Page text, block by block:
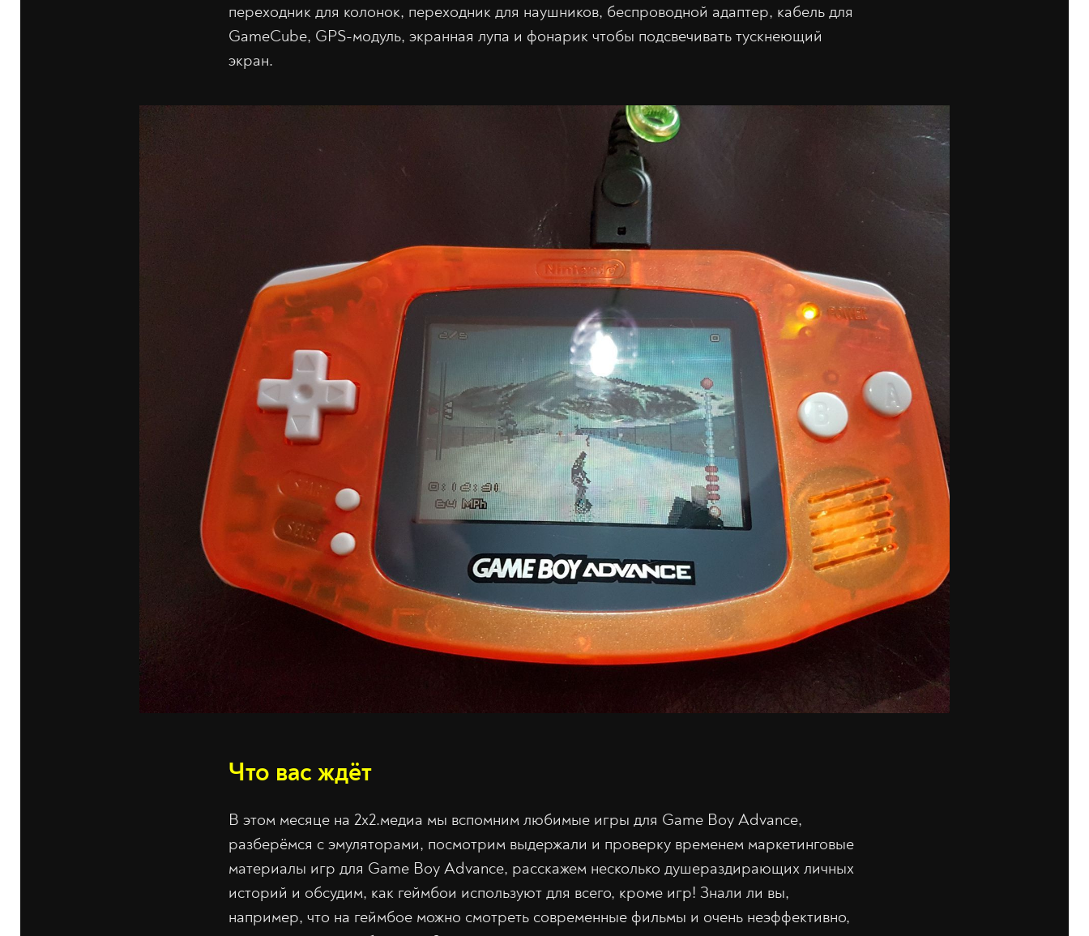
переходник для колонок, переходник для наушников, беспроводной адаптер, кабель для
GameCube, GPS-модуль, экранная лупа и фонарик чтобы подсвечивать тускнеющий
экран.
Что вас ждёт
В этом месяце на 2х2.медиа мы вспомним любимые игры для Game Boy Advance,
разберёмся с эмуляторами, посмотрим выдержали и проверку временем маркетинговые
материалы игр для Game Boy Advance, расскажем несколько душераздирающих личных
историй и обсудим, как геймбои используют для всего, кроме игр! Знали ли вы,
например, что на геймбое можно смотреть современные фильмы и очень неэффективно,